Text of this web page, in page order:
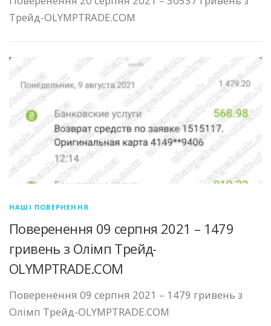
Трейд-OLYMPTRADE.COM
НАШІ ПОВЕРНЕННЯ
Поверенення 09 серпня 2021 – 1479
гривень з Олімп Трейд-
OLYMPTRADE.COM
Поверенення 09 серпня 2021 – 1479 гривень з
Олімп Трейд-OLYMPTRADE.COM